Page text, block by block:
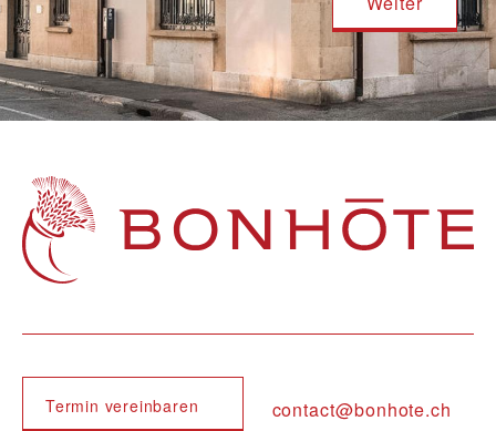
Navigation principale
Termin vereinbaren
contact@bonhote.ch